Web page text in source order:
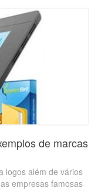
de marcas
logos além de vários
empresas famosas